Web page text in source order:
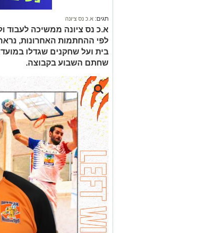
תגים: א.כ נס ציונה
א.כ נס ציונה ממשיכה לעבוד
לפי ההחתמות האחרונות,
בית ועל שחקנים שגדלו
שחתם השבוע בקבוצה.